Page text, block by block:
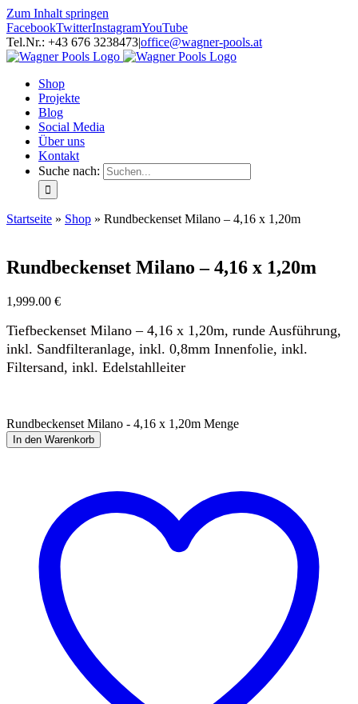
Zum Inhalt springen
FacebookTwitterInstagramYouTube
Tel.Nr.: +43 676 3238473|office@wagner-pools.at
Shop
Projekte
Blog
Social Media
Über uns
Kontakt
Suche nach:
Startseite » Shop » Rundbeckenset Milano – 4,16 x 1,20m
Rundbeckenset Milano – 4,16 x 1,20m
1,999.00 €
Tiefbeckenset Milano – 4,16 x 1,20m, runde Ausführung,
inkl. Sandfilteranlage, inkl. 0,8mm Innenfolie, inkl.
Filtersand, inkl. Edelstahlleiter
Rundbeckenset Milano - 4,16 x 1,20m Menge
In den Warenkorb